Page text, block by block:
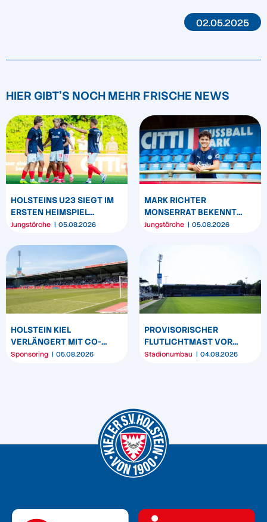
02.05.2025
HIER GIBT'S NOCH MEHR FRISCHE NEWS
HOLSTEINS U23 SIEGT IM
ERSTEN HEIMSPIEL
DEUTLICH
Jungstörche 05.08.2026
MARK RICHTER
MONSERRAT BEKENNT
SICH LANGFRISTIG ZUR
Jungstörche 05.08.2026
HOLSTEIN KIEL
VERLÄNGERT MIT CO-
SPONSOR SPREHE
Sponsoring 05.08.2026
PROVISORISCHER
FLUTLICHTMAST VOR
WESTTRIBÜNE WIRD
Stadionumbau 04.08.2026